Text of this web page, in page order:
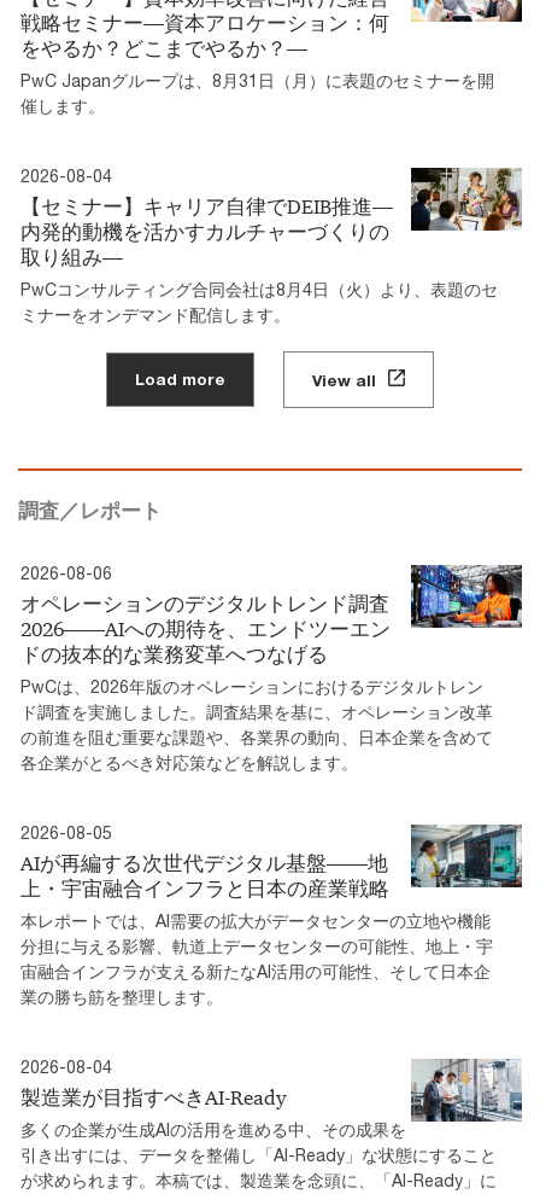
戦略セミナー―資本アロケーション：何
をやるか？どこまでやるか？―
PwC Japanグループは、8月31日（月）に表題のセミナーを開
催します。
2026-08-04
【セミナー】キャリア自律でDEIB推進―
内発的動機を活かすカルチャーづくりの
取り組み―
PwCコンサルティング合同会社は8月4日（火）より、表題のセ
ミナーをオンデマンド配信します。
Load more View all
調査／レポート
2026-08-06
オペレーションのデジタルトレンド調査
2026――AIへの期待を、エンドツーエン
ドの抜本的な業務変革へつなげる
PwCは、2026年版のオペレーションにおけるデジタルトレン
ド調査を実施しました。調査結果を基に、オペレーション改革
の前進を阻む重要な課題や、各業界の動向、日本企業を含めて
各企業がとるべき対応策などを解説します。
2026-08-05
AIが再編する次世代デジタル基盤――地
上・宇宙融合インフラと日本の産業戦略
本レポートでは、AI需要の拡大がデータセンターの立地や機能
分担に与える影響、軌道上データセンターの可能性、地上・宇
宙融合インフラが支える新たなAI活用の可能性、そして日本企
業の勝ち筋を整理します。
2026-08-04
製造業が目指すべきAI-Ready
多くの企業が生成AIの活用を進める中、その成果を
引き出すには、データを整備し「AI-Ready」な状態にすること
が求められます。本稿では、製造業を念頭に、「AI-Ready」に